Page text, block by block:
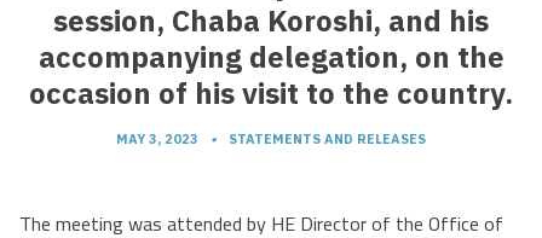
session, Chaba Koroshi, and his
accompanying delegation, on the
occasion of his visit to the country.
MAY 3, 2023 • STATEMENTS AND RELEASES
The meeting was attended by HE Director of the Office of